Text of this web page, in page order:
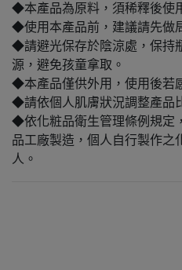
◆本產品為原料，須稀釋後使
◆使用本產品前，建議請先做
◆請避光保存於陰涼處，保持
源，避免孩童拿取。
◆本產品僅供外用，使用後若
◆請依個人肌膚狀況調整產品
◆依化粧品衛生管理條例規定
品工廠製造，個人自行製作之
人。